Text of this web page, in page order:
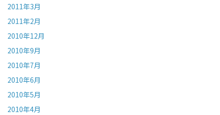
2011年3月
2011年2月
2010年12月
2010年9月
2010年7月
2010年6月
2010年5月
2010年4月